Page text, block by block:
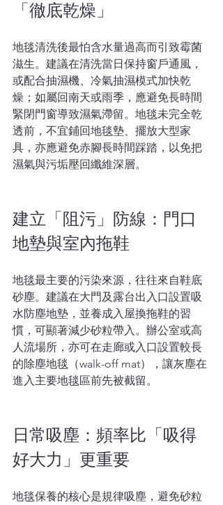
「徹底乾燥」
地毯清洗後最怕含水量過高而引致霉菌
滋生。建議在清洗當日保持窗戶通風，
或配合抽濕機、冷氣抽濕模式加快乾
燥；如屬回南天或雨季，應避免長時間
緊閉門窗導致濕氣滯留。地毯未完全乾
透前，不宜鋪回地毯墊、擺放大型家
具，亦應避免赤腳長時間踩踏，以免把
濕氣與污垢壓回纖維深層。
建立「阻污」防線：門口
地墊與室內拖鞋
地毯最主要的污染來源，往往來自鞋底
砂塵。建議在大門及露台出入口設置吸
水防塵地墊，並養成入屋換拖鞋的習
慣，可顯著減少砂粒帶入。辦公室或高
人流場所，亦可在走廊或入口設置較長
的除塵地毯（walk-off mat），讓灰塵在
進入主要地毯區前先被截留。
日常吸塵：頻率比「吸得
好大力」更重要
地毯保養的核心是規律吸塵，避免砂粒